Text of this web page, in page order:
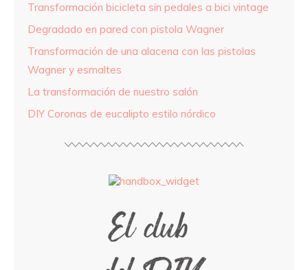
Transformación bicicleta sin pedales a bici vintage
Degradado en pared con pistola Wagner
Transformación de una alacena con las pistolas
Wagner y esmaltes
La transformación de nuestro salón
DIY Coronas de eucalipto estilo nórdico